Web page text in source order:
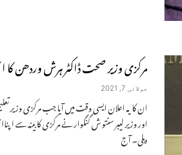
مرکزی وزیر صحت ڈاکٹر ہرش وردھن کا
جولائی 7, 2021
ان کا یہ اعلان ایسی وقت میں آیا جب مرکزی وزیر
اور وزیر لیبر سنتو ش گنگوار نے مرکزی کابینہ سے
دہلی۔ آج